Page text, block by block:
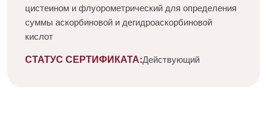
цистеином и флуорометрический для определения
суммы аскорбиновой и дегидроаскорбиновой
кислот
СТАТУС СЕРТИФИКАТА:Действующий